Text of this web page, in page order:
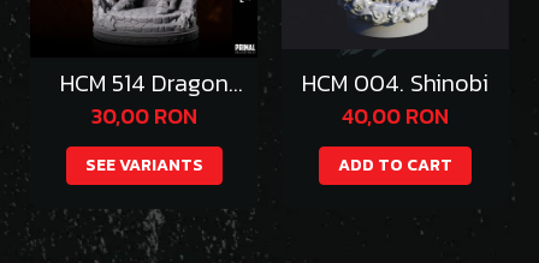
HCM 514 Dragon
Emperor Thazgeth
30,00 RON
SEE VARIANTS
HCM 004. Shinobi
40,00 RON
ADD TO CART